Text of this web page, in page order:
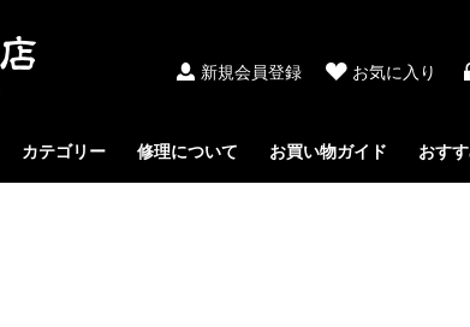
新規会員登録 お気に入り
カテゴリー 修理について お買い物ガイド おす